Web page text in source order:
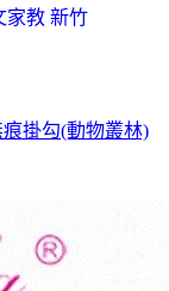
家教 新竹
掛勾(動物叢林)